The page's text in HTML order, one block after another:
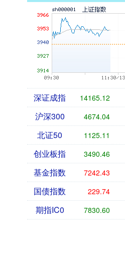
深证成指 14164.21
沪深300 4674.42
北证50 1125.08
创业板指 3489.63
基金指数 7242.30
国债指数 229.74
期指IC0 7830.40